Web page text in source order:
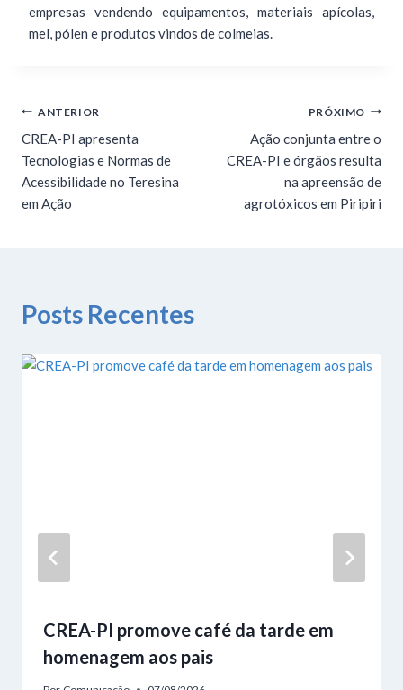
empresas vendendo equipamentos, materiais apícolas,
mel, pólen e produtos vindos de colmeias.
ANTERIOR
CREA-PI apresenta
Tecnologias e Normas de
Acessibilidade no Teresina
em Ação
PRÓXIMO
Ação conjunta entre o
CREA-PI e órgãos resulta
na apreensão de
agrotóxicos em Piripiri
Posts Recentes
CREA-PI promove café da tarde em
homenagem aos pais